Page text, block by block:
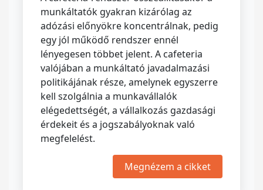
munkáltatók gyakran kizárólag az
adózási előnyökre koncentrálnak, pedig
egy jól működő rendszer ennél
lényegesen többet jelent. A cafeteria
valójában a munkáltató javadalmazási
politikájának része, amelynek egyszerre
kell szolgálnia a munkavállalók
elégedettségét, a vállalkozás gazdasági
érdekeit és a jogszabályoknak való
megfelelést.
Megnézem a cikket